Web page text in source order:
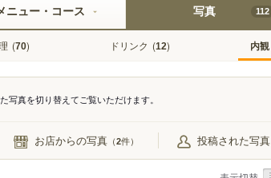
ニュー・コース 写真 112
(70) ドリンク (12) 内観
写真を切り替えてご覧いただけます。
お店からの写真（2件） 投稿された写真